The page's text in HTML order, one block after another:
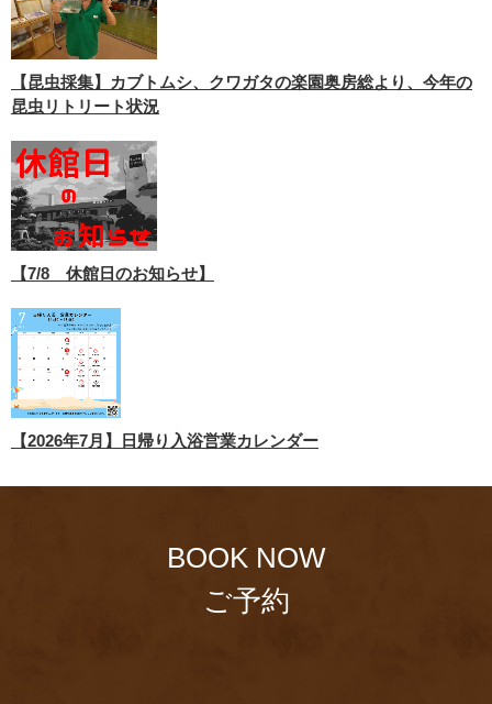
【昆虫採集】カブトムシ、クワガタの楽園奥房総より、今年の
昆虫リトリート状況
【7/8 休館日のお知らせ】
【2026年7月】日帰り入浴営業カレンダー
BOOK NOW
ご予約